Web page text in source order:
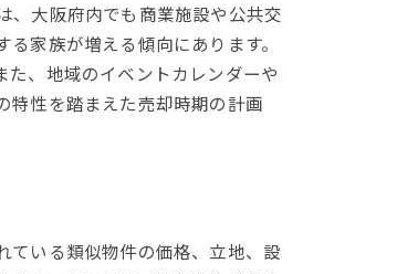
、大阪府内でも商業施設や公共交
家族が増える傾向にあります。
、地域のイベントカレンダーや
特性を踏まえた売却時期の計画
ている類似物件の価格、立地、設